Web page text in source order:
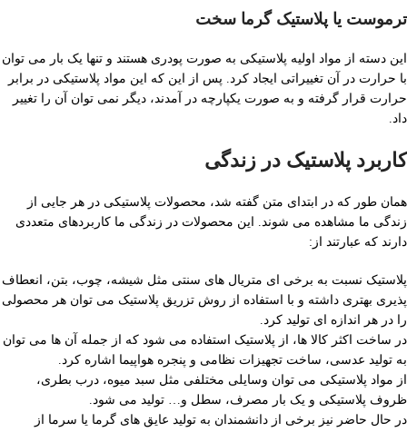
ترموست یا پلاستیک گرما سخت
این دسته از مواد اولیه پلاستیکی به صورت پودری هستند و تنها یک بار می توان
با حرارت در آن تغییراتی ایجاد کرد. پس از این که این مواد پلاستیکی در برابر
حرارت قرار گرفته و به صورت یکپارچه در آمدند، دیگر نمی توان آن را تغییر
داد.
کاربرد پلاستیک در زندگی
همان طور که در ابتدای متن گفته شد، محصولات پلاستیکی در هر جایی از
زندگی ما مشاهده می شوند. این محصولات در زندگی ما کاربردهای متعددی
دارند که عبارتند از:
پلاستیک نسبت به برخی ای متریال های سنتی مثل شیشه، چوب، بتن، انعطاف
پذیری بهتری داشته و با استفاده از روش تزریق پلاستیک می توان هر محصولی
را در هر اندازه ای تولید کرد.
در ساخت اکثر کالا ها، از پلاستیک استفاده می شود که از جمله آن ها می توان
به تولید عدسی، ساخت تجهیزات نظامی و پنجره هواپیما اشاره کرد.
از مواد پلاستیکی می توان وسایلی مختلفی مثل سبد میوه، درب بطری،
ظروف پلاستیکی و یک بار مصرف، سطل و… تولید می شود.
در حال حاضر نیز برخی از دانشمندان به تولید عایق های گرما یا سرما از